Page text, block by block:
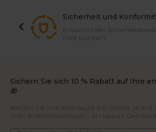
Sicherheit und
Entspricht den
F963 und EN71.
Sichern Sie sich 10 % Rabatt auf Ihre
🎁
Melden Sie sich noch heute bei labebe an und
Ihren Willkommensrabatt – ein kleines Geschenk